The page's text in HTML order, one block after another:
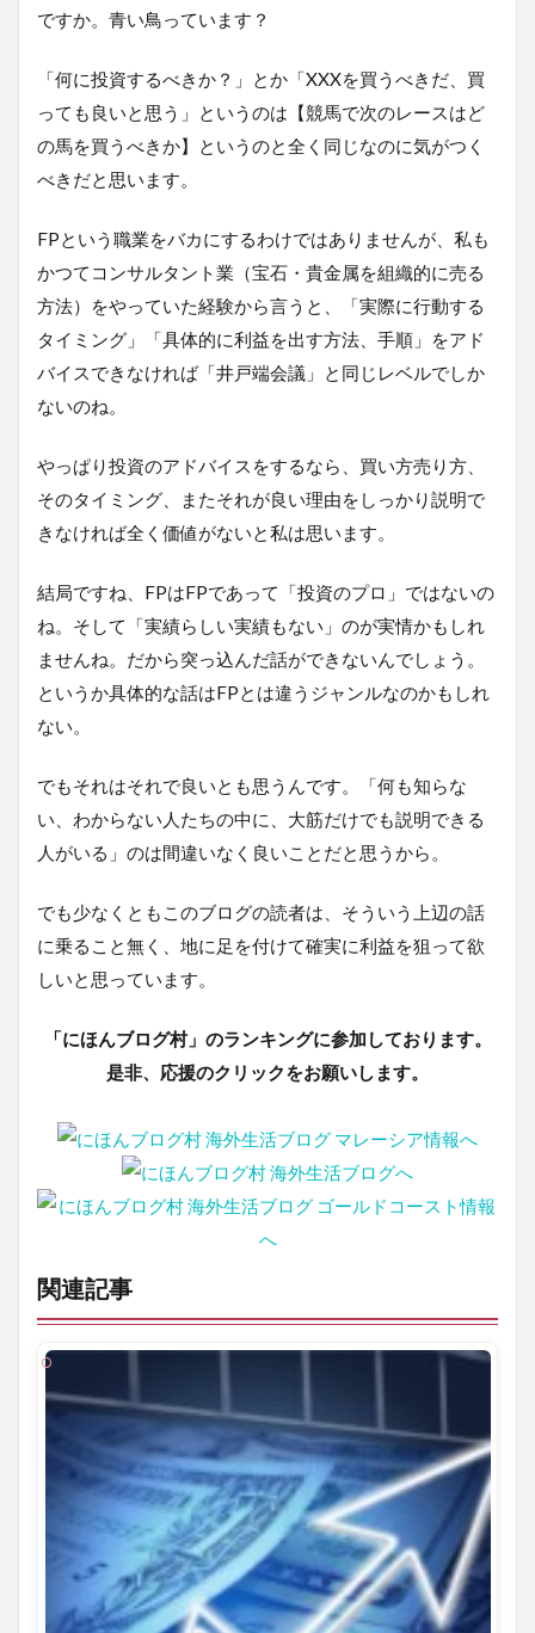
ですか。青い鳥っています？
「何に投資するべきか？」とか「XXXを買うべきだ、買
っても良いと思う」というのは【競馬で次のレースはど
の馬を買うべきか】というのと全く同じなのに気がつく
べきだと思います。
FPという職業をバカにするわけではありませんが、私も
かつてコンサルタント業（宝石・貴金属を組織的に売る
方法）をやっていた経験から言うと、「実際に行動する
タイミング」「具体的に利益を出す方法、手順」をアド
バイスできなければ「井戸端会議」と同じレベルでしか
ないのね。
やっぱり投資のアドバイスをするなら、買い方売り方、
そのタイミング、またそれが良い理由をしっかり説明で
きなければ全く価値がないと私は思います。
結局ですね、FPはFPであって「投資のプロ」ではないの
ね。そして「実績らしい実績もない」のが実情かもしれ
ませんね。だから突っ込んだ話ができないんでしょう。
というか具体的な話はFPとは違うジャンルなのかもしれ
ない。
でもそれはそれで良いとも思うんです。「何も知らな
い、わからない人たちの中に、大筋だけでも説明できる
人がいる」のは間違いなく良いことだと思うから。
でも少なくともこのブログの読者は、そういう上辺の話
に乗ること無く、地に足を付けて確実に利益を狙って欲
しいと思っています。
「にほんブログ村」のランキングに参加しております。
是非、応援のクリックをお願いします。
関連記事